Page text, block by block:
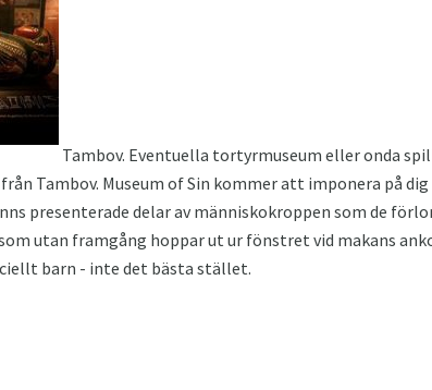
Tambov. Eventuella tortyrmuseum eller onda
Tambov. Museum of Sin kommer att imponera på dig
presenterade delar av människokroppen som de
utan framgång hoppar ut ur fönstret vid makans
barn - inte det bästa stället.